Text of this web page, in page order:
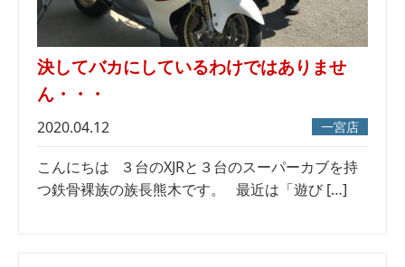
決してバカにしているわけではありませ
ん・・・
2020.04.12 一宮店
こんにちは ３台のXJRと３台のスーパーカブを持
つ鉄骨裸族の族長熊木です。 最近は「遊び […]